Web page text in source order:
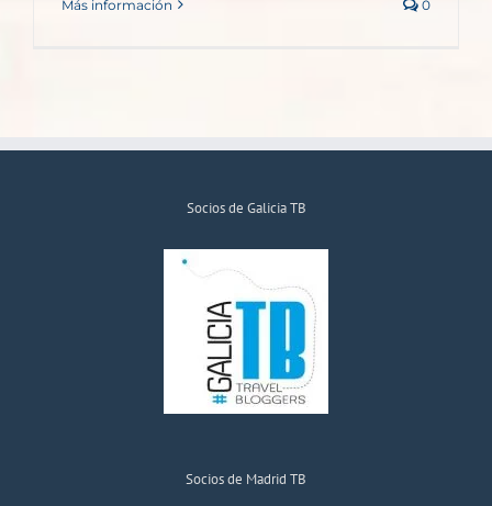
Más información 0
Socios de Galicia TB
Socios de Madrid TB